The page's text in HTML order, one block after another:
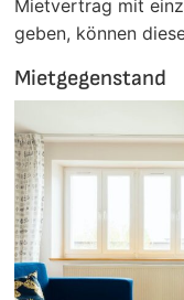
Mietvertrag mit
geben, können
Mietgegenstand